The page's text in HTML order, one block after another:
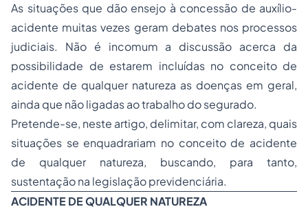
As situações que dão ensejo à concessão de auxílio-
acidente muitas vezes geram debates nos processos
judiciais. Não é incomum a discussão acerca da
possibilidade de estarem incluídas no conceito de
acidente de qualquer natureza as doenças em geral,
ainda que não ligadas ao trabalho do segurado.
Pretende-se, neste artigo, delimitar, com clareza, quais
situações se enquadrariam no conceito de acidente
de qualquer natureza, buscando, para tanto,
sustentação na legislação previdenciária.
ACIDENTE DE QUALQUER NATUREZA